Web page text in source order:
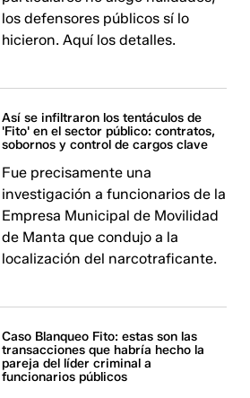
los defensores públicos sí lo
hicieron. Aquí los detalles.
Así se infiltraron los tentáculos de
'Fito' en el sector público: contratos,
sobornos y control de cargos clave
Fue precisamente una
investigación a funcionarios de la
Empresa Municipal de Movilidad
de Manta que condujo a la
localización del narcotraficante.
Caso Blanqueo Fito: estas son las
transacciones que habría hecho la
pareja del líder criminal a
funcionarios públicos